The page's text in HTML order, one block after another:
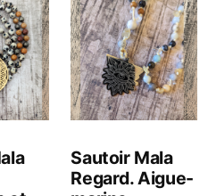
Sautoir Mala
Regard. Aigue-